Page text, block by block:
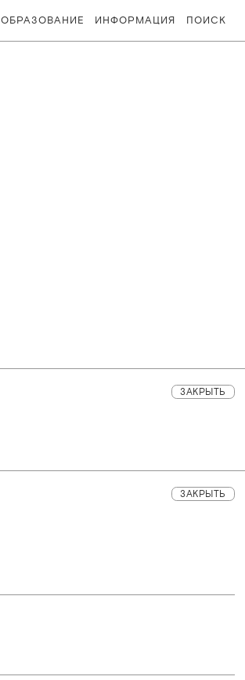
ОБРАЗОВАНИЕ ИНФОРМАЦИЯ ПОИСК
ЗАКРЫТЬ
ЗАКРЫТЬ